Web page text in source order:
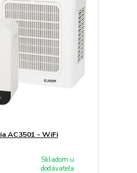
AC3501 - WiFi
Skladom u
dodávateľa